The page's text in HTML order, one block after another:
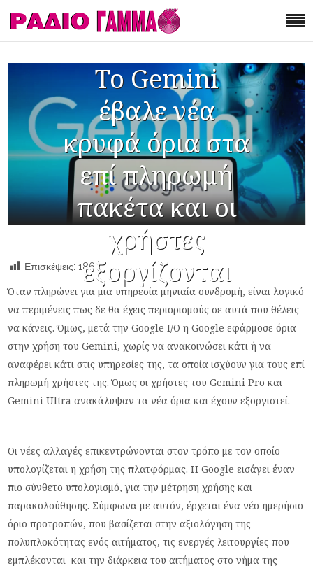
Το Gemini
έβαλε νέα
κρυφά όρια στα
επί πληρωμή
πακέτα και οι
χρήστες
εξοργίζονται
Επισκέψεις: 186
Όταν πληρώνει για μια υπηρεσία μηνιαία συνδρομή, είναι λογικό
να περιμένεις πως δε θα έχεις περιορισμούς σε αυτά που θέλεις
να κάνεις. Όμως, μετά την Google I/O η Google εφάρμοσε όρια
στην χρήση του Gemini, χωρίς να ανακοινώσει κάτι ή να
αναφέρει κάτι στις υπηρεσίες της, τα οποία ισχύουν για τους επί
πληρωμή χρήστες της. Όμως οι χρήστες του Gemini Pro και
Gemini Ultra ανακάλυψαν τα νέα όρια και έχουν εξοργιστεί.
Οι νέες αλλαγές επικεντρώνονται στον τρόπο με τον οποίο
υπολογίζεται η χρήση της πλατφόρμας. Η Google εισάγει έναν
πιο σύνθετο υπολογισμό, για την μέτρηση χρήσης και
παρακολούθησης. Σύμφωνα με αυτόν, έρχεται ένα νέο ημερήσιο
όριο προτροπών, που βασίζεται στην αξιολόγηση της
πολυπλοκότητας ενός αιτήματος, τις ενεργές λειτουργίες που
εμπλέκονται και την διάρκεια του αιτήματος στο νήμα της